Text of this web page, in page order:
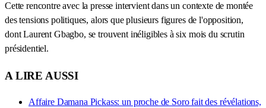
Cette rencontre avec la presse intervient dans un contexte de montée
des tensions politiques, alors que plusieurs figures de l'opposition,
dont Laurent Gbagbo, se trouvent inéligibles à six mois du scrutin
présidentiel.
A LIRE AUSSI
Affaire Damana Pickass: un proche de Soro fait des révélations,